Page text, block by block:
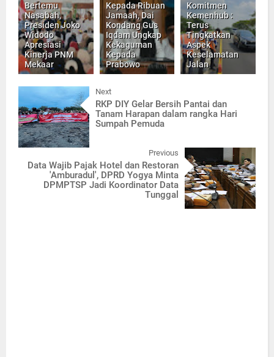
Bertemu
Nasabah,
Presiden Joko
Widodo
Apresiasi
Kinerja PNM
Mekaar
Kepada Ribuan
Jamaah, Dai
Kondang Gus
Iqdam Ungkap
Kekaguman
Kepada
Prabowo
Komitmen
Kemenhub :
Terus
Tingkatkan
Aspek
Keselamatan
Jalan
Next
RKP DIY Gelar Bersih Pantai dan
Tanam Harapan dalam rangka Hari
Sumpah Pemuda
Previous
Data Wajib Pajak Hotel dan Restoran
'Amburadul', DPRD Yogya Minta
DPMPTSP Jadi Koordinator Data
Tunggal